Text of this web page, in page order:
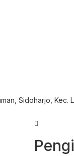
Sidoharjo,